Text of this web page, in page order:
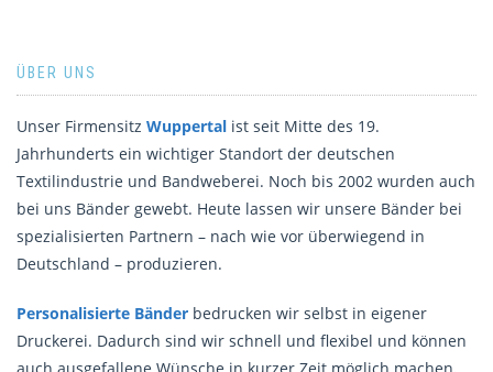
ÜBER UNS
Unser Firmensitz Wuppertal ist seit Mitte des 19.
Jahrhunderts ein wichtiger Standort der deutschen
Textilindustrie und Bandweberei. Noch bis 2002 wurden auch
bei uns Bänder gewebt. Heute lassen wir unsere Bänder bei
spezialisierten Partnern – nach wie vor überwiegend in
Deutschland – produzieren.
Personalisierte Bänder bedrucken wir selbst in eigener
Druckerei. Dadurch sind wir schnell und flexibel und können